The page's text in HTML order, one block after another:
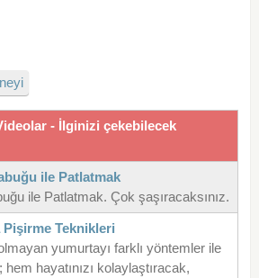
- İlginizi çekebilecek
ile Patlatmak
ile Patlatmak. Çok şaşıracaksınız.
Pişirme Teknikleri
yumurtayı farklı yöntemler ile
hayatınızı kolaylaştıracak,